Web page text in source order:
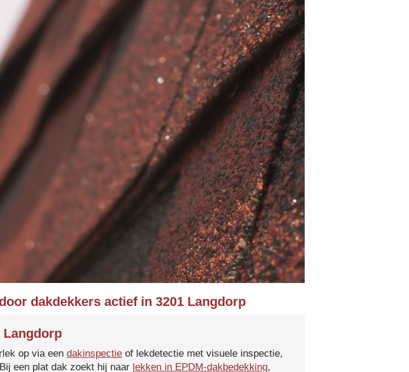
dakdekkers actief in 3201 Langdorp
Langdorp
op via een dakinspectie of lekdetectie met visuele inspectie,
een plat dak zoekt hij naar lekken in EPDM-dakbedekking,